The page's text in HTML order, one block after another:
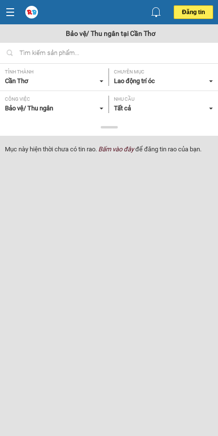
Đăng tin
Bảo vệ/ Thu ngân tại Cần Thơ
TỈNH THÀNH
Cần Thơ
CHUYÊN MỤC
Lao động trí óc
CÔNG VIỆC
Bảo vệ/ Thu ngân
NHU CẦU
Tất cả
Tất cả
Mục này hiện thời chưa có tin rao. Bấm vào đâyđể đăng tin rao của bạn.